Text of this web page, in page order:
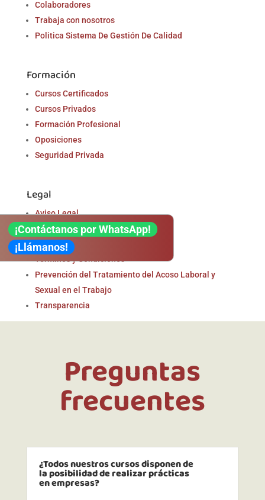
Colaboradores
Trabaja con nosotros
Politica Sistema De Gestión De Calidad
Formación
Cursos Certificados
Cursos Privados
Formación Profesional
Oposiciones
Seguridad Privada
Legal
Aviso Legal
Política de Privacidad
Política de Cookies
Términos y Condiciones
Prevención del Tratamiento del Acoso Laboral y
Sexual en el Trabajo
Transparencia
Preguntas
frecuentes
¿Todos nuestros cursos disponen de
la posibilidad de realizar prácticas
en empresas?
¡Contáctanos por WhatsApp!
¡Llámanos!